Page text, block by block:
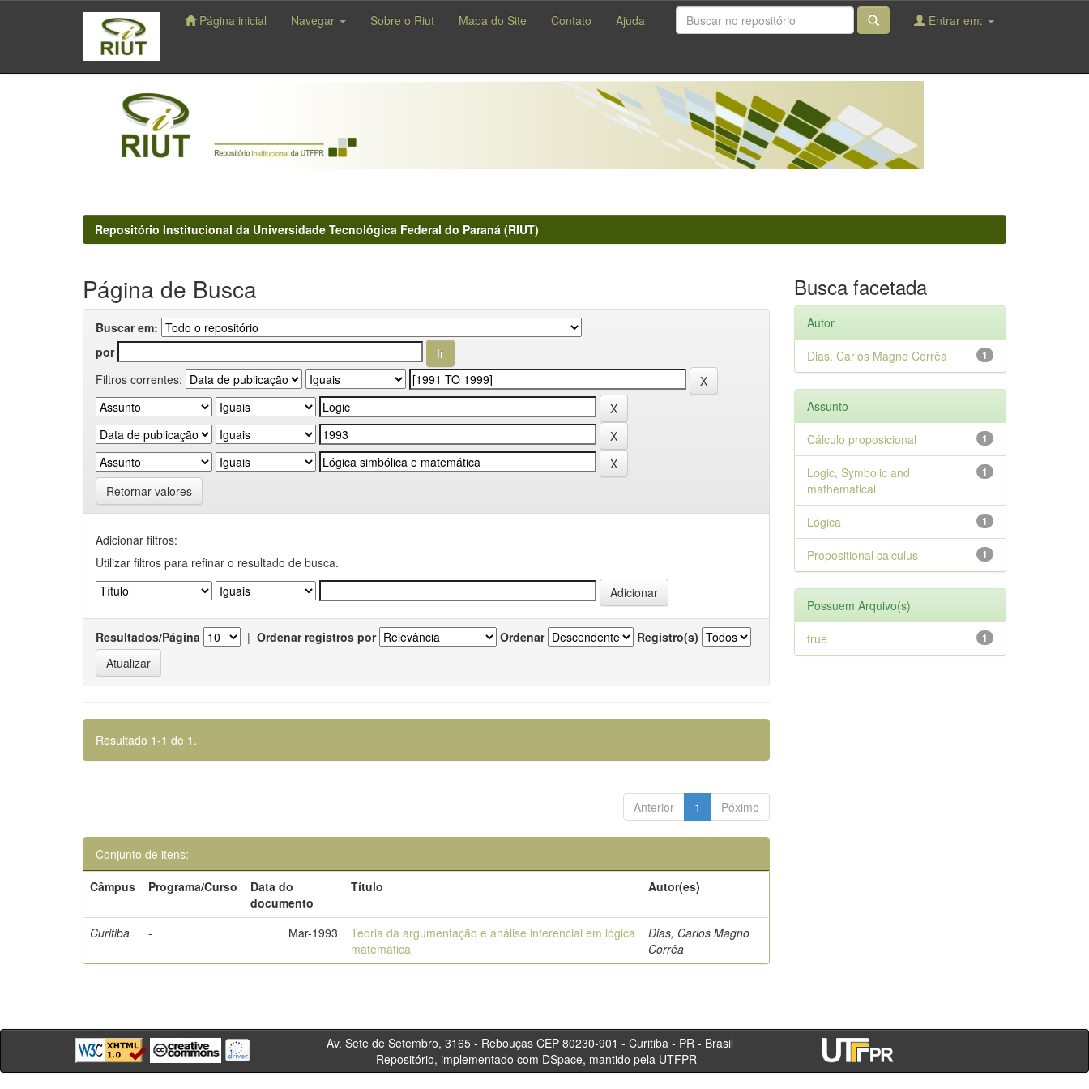
navigation
Página inicial Navegar Sobre o Riut Mapa do Site Contato Ajuda Entrar em:
Repositório Institucional da Universidade Tecnológica Federal do Paraná (RIUT)
Página de Busca
Buscar em:
por
Filtros correntes:
Retornar valores
Adicionar filtros:
Utilizar filtros para refinar o resultado de busca.
Resultados/Página | Ordenar registros por Ordenar Registro(s)
Resultado 1-1 de 1.
Anterior 1 Póximo
Conjunto de itens:
Câmpus
Programa/Curso
Data do
documento
Título Autor(es)
Curitiba - Mar-1993
Teoria da argumentação e análise inferencial em lógica
matemática
Dias, Carlos Magno
Corrêa
Busca facetada
Autor
1
Dias, Carlos Magno Corrêa
Assunto
1
Cálculo proposicional
1
Logic, Symbolic and
mathematical
1
Lógica
1
Propositional calculus
Possuem Arquivo(s)
1
true
Av. Sete de Setembro, 3165 - Rebouças CEP 80230-901 - Curitiba - PR - Brasil
Repositório, implementado com DSpace, mantido pela UTFPR